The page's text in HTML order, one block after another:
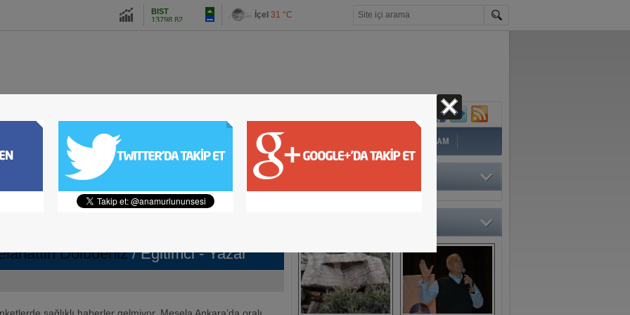
Altın6498.16 İçel 31 °C
DEVAM EDİYOR
CHP DEN İSTİFA ETTİ
GERÇEKLEŞTİ
BONNIE WAFFLE
SİZİ BEKLİYOR
DEVAM EDİYOR
TOPLANTISI YAPILDI
TEPKİ BÜYÜYOR
İLGİ
KONSERİ
ADLİ HABER SPOR ULAŞTIRMA TEKNOLOJİ YAŞAM
24.11.2018 13:52
Doludeniz/ Eğitimci - Yazar